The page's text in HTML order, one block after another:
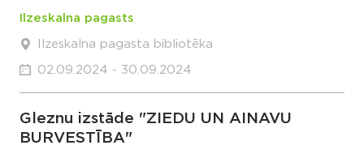
Ilzeskalna pagasts
Ilzeskalna pagasta bibliotēka
02.09.2024 - 30.09.2024
Gleznu izstāde "ZIEDU UN AINAVU
BURVESTĪBA"